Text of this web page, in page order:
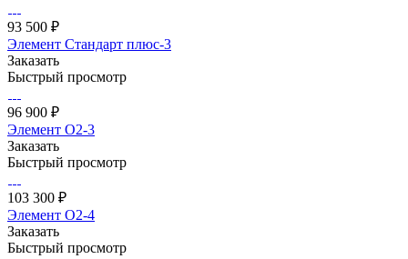
93 500 ₽
Элемент Стандарт плюс-3
Заказать
Быстрый просмотр
96 900 ₽
Элемент О2-3
Заказать
Быстрый просмотр
103 300 ₽
Элемент О2-4
Заказать
Быстрый просмотр